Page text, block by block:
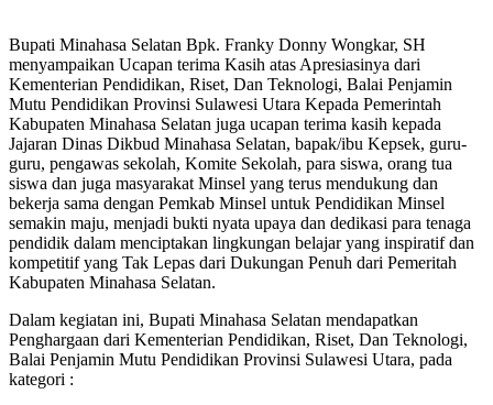
Bupati Minahasa Selatan Bpk. Franky Donny Wongkar, SH
menyampaikan Ucapan terima Kasih atas Apresiasinya dari
Kementerian Pendidikan, Riset, Dan Teknologi, Balai Penjamin
Mutu Pendidikan Provinsi Sulawesi Utara Kepada Pemerintah
Kabupaten Minahasa Selatan juga ucapan terima kasih kepada
Jajaran Dinas Dikbud Minahasa Selatan, bapak/ibu Kepsek, guru-
guru, pengawas sekolah, Komite Sekolah, para siswa, orang tua
siswa dan juga masyarakat Minsel yang terus mendukung dan
bekerja sama dengan Pemkab Minsel untuk Pendidikan Minsel
semakin maju, menjadi bukti nyata upaya dan dedikasi para tenaga
pendidik dalam menciptakan lingkungan belajar yang inspiratif dan
kompetitif yang Tak Lepas dari Dukungan Penuh dari Pemeritah
Kabupaten Minahasa Selatan.
Dalam kegiatan ini, Bupati Minahasa Selatan mendapatkan
Penghargaan dari Kementerian Pendidikan, Riset, Dan Teknologi,
Balai Penjamin Mutu Pendidikan Provinsi Sulawesi Utara, pada
kategori :